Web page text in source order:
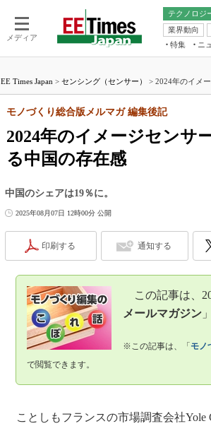
メディア
テクノロジ
電池／エネルギー
アナログ
マイコン
業界動向
特集 ニ
福田昭のデバイ
湯之上隆のナノ
大山聡の業界ス
踊るバズワー
Buzzword
で起こること
製品分解で探る
光伝送技術を知
“異端児エンジ
IHSアナリスト
電子ブ
EE Times Japan > センシング（センサー） > 2024年のイメ
2024年のイメージセンサ
る中国の存在感
モノづくり総合版メルマガ 編集後記
中国のシェアは19％に。
2025年08月07日 12時00分 公開
印刷する 通知する
この記事は、
メールマガジン
※この記事は、「 モノ
で閲覧できます。
ことしもフランスの市場調査会社Yole